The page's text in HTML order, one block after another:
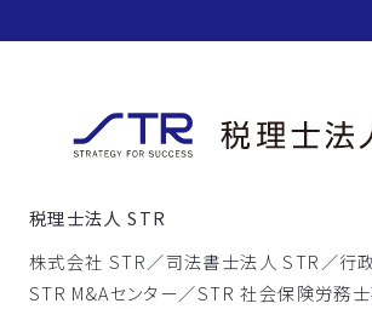
税理士法人 STR
株式会社 STR／司法書士法人 STR／行
STR M&Aセンター／STR 社会保険労務